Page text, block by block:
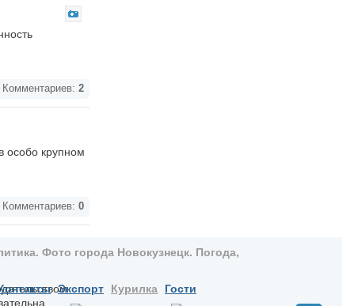
Комментариев: 2
особо крупном
Комментариев: 0
Фото города Новокузнецк. Погода,
Экспорт Курилка Гости